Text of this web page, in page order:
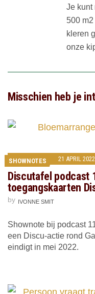
Je kunt
500
kleren
onze
Misschien heb je
SHOWNOTES 21 APRIL 2022
Discutafel podcast
toegangskaarten
by IVONNE SMIT
Shownote bij podcast
een Discu-actie rond
eindigt in mei 2022.